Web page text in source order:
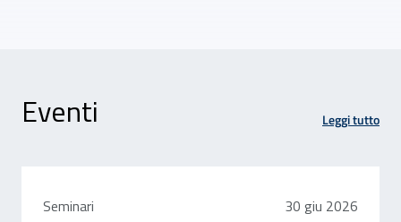
Eventi Leggi tutto
Seminari 30 giugno 2026
30 giu 2026